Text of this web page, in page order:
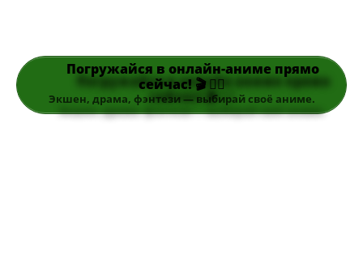
Погружайся в онлайн-аниме прямо
сейчас! 🎬 👆🏻
Экшен, драма, фэнтези — выбирай своё аниме.